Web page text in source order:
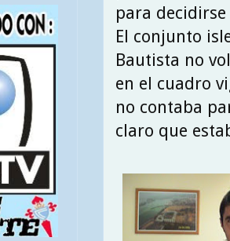
para
El conjunto
Bautista no
en el cuadro
no contaba
claro que